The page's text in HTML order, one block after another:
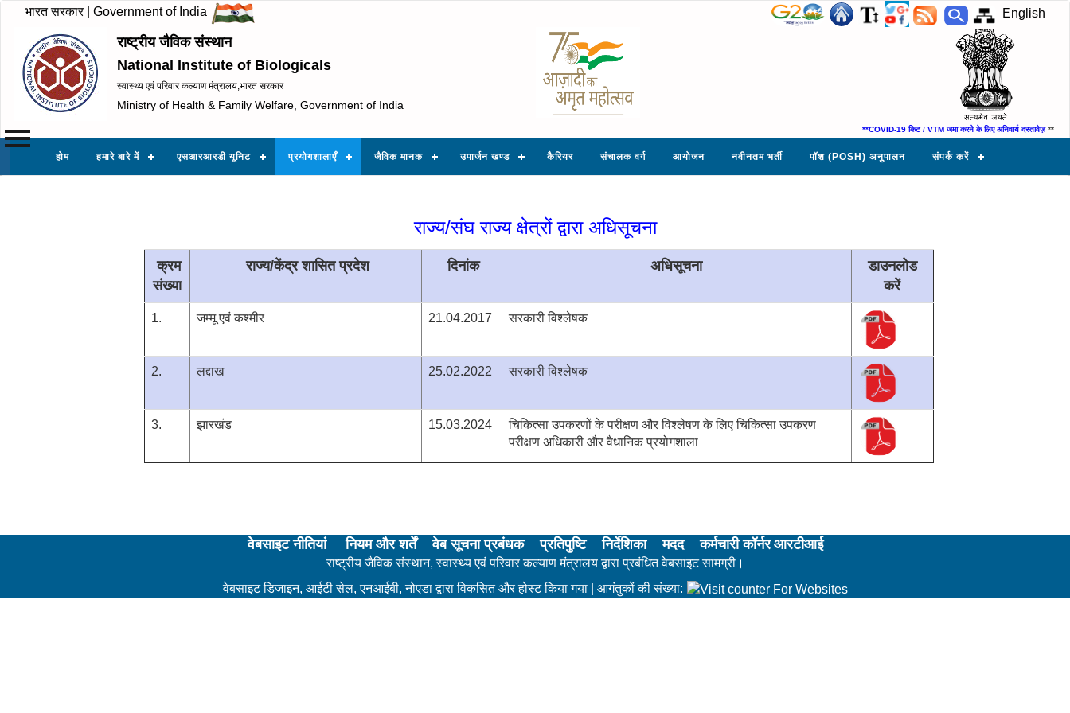
भारत सरकार | Government of India English
राष्ट्रीय जैविक संस्थान
National Institute of Biologicals
स्वास्थ्य एवं परिवार कल्याण मंत्रालय,भारत सरकार
Ministry of Health & Family Welfare, Government of India
**COVID-19 किट / VTM जमा करने के लिए अनिवार्य दस्तावेज़**
होम हमारे बारे में एसआरआरडी यूनिट प्रयोगशालाएँ जैविक मानक उपार्जन खण्ड कैरियर संचालक वर्ग आयोजन नवीनतम भर्ती पॉश (POSH) अनुपालन संपर्क करें
राज्य/संघ राज्य क्षेत्रों द्वारा अधिसूचना
क्रम
संख्या
राज्य/केंद्र शासित प्रदेश दिनांक अधिसूचना
डाउनलोड
करें
1. जम्मू एवं कश्मीर 21.04.2017 सरकारी विश्लेषक
2. लद्दाख 25.02.2022 सरकारी विश्लेषक
3. झारखंड 15.03.2024
चिकित्सा उपकरणों के परीक्षण और विश्लेषण के लिए चिकित्सा उपकरण
परीक्षण अधिकारी और वैधानिक प्रयोगशाला
वेबसाइट नीतियां नियम और शर्तें वेब सूचना प्रबंधक प्रतिपुष्टि निर्देशिका मदद कर्मचारी कॉर्नर आरटीआई
राष्ट्रीय जैविक संस्थान, स्वास्थ्य एवं परिवार कल्याण मंत्रालय द्वारा प्रबंधित वेबसाइट सामग्री।
वेबसाइट डिजाइन, आईटी सेल, एनआईबी, नोएडा द्वारा विकसित और होस्ट किया गया | आगंतुकों की संख्या: